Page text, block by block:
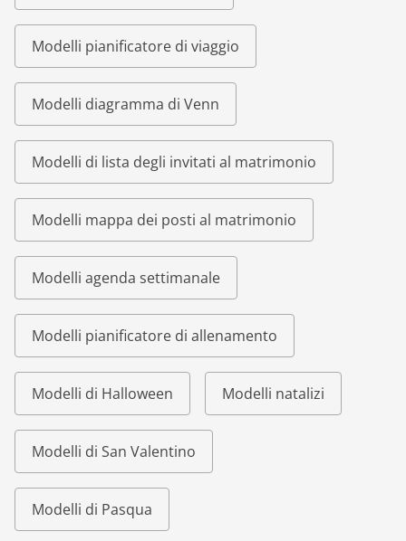
Modelli pianificatore di viaggio
Modelli diagramma di Venn
Modelli di lista degli invitati al matrimonio
Modelli mappa dei posti al matrimonio
Modelli agenda settimanale
Modelli pianificatore di allenamento
Modelli di Halloween Modelli natalizi
Modelli di San Valentino
Modelli di Pasqua